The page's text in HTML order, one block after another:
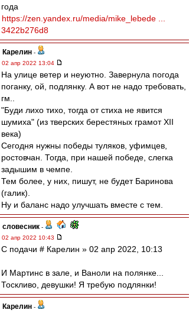
года
https://zen.yandex.ru/media/mike_lebede ...
3422b276d8
Карелин -
02 апр 2022 13:04
На улице ветер и неуютно. Завернула погода
поганку, ой, подлянку. А вот не надо требовать,
гм..
"Буди лихо тихо, тогда от стиха не явится
шумиха" (из тверских берестяных грамот XII
века)
Сегодня нужны победы туляков, уфимцев,
ростовчан. Тогда, при нашей победе, слегка
задышим в чемпе.
Тем более, у них, пишут, не будет Баринова
(галик).
Ну и баланс надо улучшать вместе с тем.
словесник -
02 апр 2022 10:43
С подачи # Карелин » 02 апр 2022, 10:13
И Мартинс в зале, и Ваноли на полянке...
Тоскливо, девушки! Я требую подлянки!
Карелин -